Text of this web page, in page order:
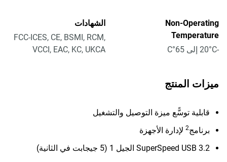
Non-Operating
Temperature
-20°C إلى 65°C
الشهادات
FCC-ICES, CE, BSMI, RCM,
VCCI, EAC, KC, UKCA
ميزات المنتج
قابلية توسًّع ميزة التوصيل والتشغيل
برنامج2 لإدارة الأجهزة
SuperSpeed USB 3.2 الجيل 1 (5 جيجابت في الثانية)